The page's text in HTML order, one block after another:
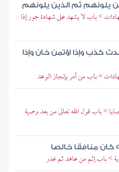
يلونهم ثم الذين يلونهم
> باب لا يشهد على شهادة جور إذا
كذب وإذا اؤتمن خان وإذا
> باب من أمر بإنجاز الوعد
> باب قول الله تعالى من بعد وصية
كان منافقا خالصا
> باب إثم من عاهد ثم غدر